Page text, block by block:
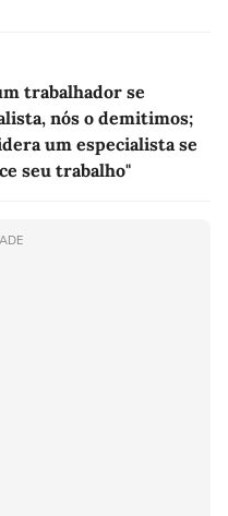
trabalhador se
nós o demitimos;
um especialista se
seu trabalho"